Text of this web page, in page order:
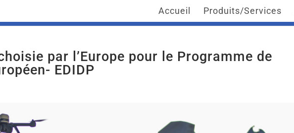
Accueil Produits/Services
par l’Europe pour le Programme de
EDIDP